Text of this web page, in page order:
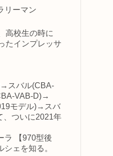
リーマン
高校生の時に
たインプレッサ
スバル(CBA-
VAB-D)→
モデル)→スバ
、ついに2021年
ラ 【970型後
ェを知る。